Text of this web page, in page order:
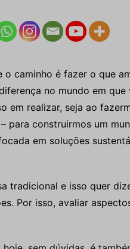
caminho é fazer o que
no mundo em
em realizar, seja ao
para construirmos um
em soluções
tradicional e isso quer
Por isso, avaliar